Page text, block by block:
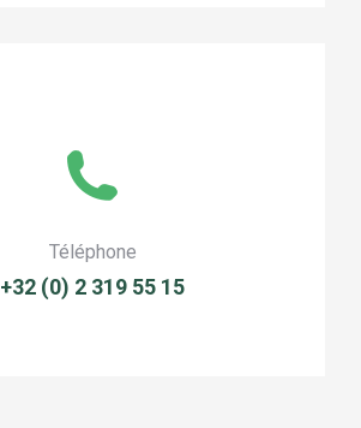
Téléphone
+32 (0) 2 319 55 15